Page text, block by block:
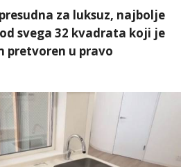
za luksuz, najbolje
svega 32 kvadrata koji je
pretvoren u pravo